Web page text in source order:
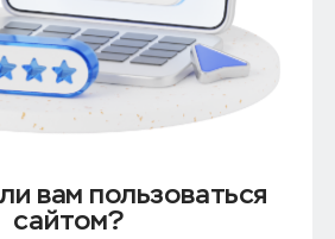
вам пользоваться
сайтом?